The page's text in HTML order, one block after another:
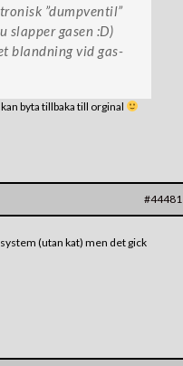
”dumpventil”
slapper gasen :D)
blandning vid gas-
byta tillbaka till orginal
#44481
(utan kat) men det gick